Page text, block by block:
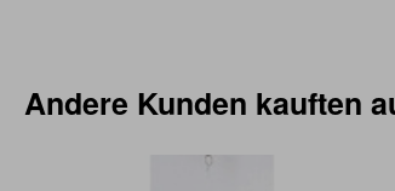
Andere Kunden kauften